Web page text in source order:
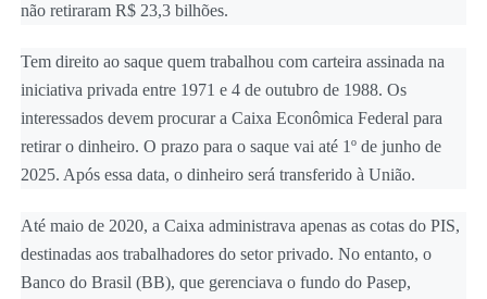
não retiraram R$ 23,3 bilhões.
Tem direito ao saque quem trabalhou com carteira assinada na
iniciativa privada entre 1971 e 4 de outubro de 1988. Os
interessados devem procurar a Caixa Econômica Federal para
retirar o dinheiro. O prazo para o saque vai até 1º de junho de
2025. Após essa data, o dinheiro será transferido à União.
Até maio de 2020, a Caixa administrava apenas as cotas do PIS,
destinadas aos trabalhadores do setor privado. No entanto, o
Banco do Brasil (BB), que gerenciava o fundo do Pasep,